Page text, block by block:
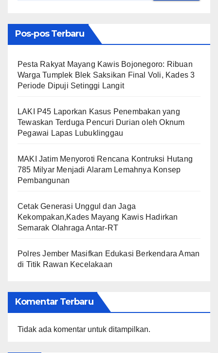
Pos-pos Terbaru
​Pesta Rakyat Mayang Kawis Bojonegoro: Ribuan
Warga Tumplek Blek Saksikan Final Voli, Kades 3
Periode Dipuji Setinggi Langit
LAKI P45 Laporkan Kasus Penembakan yang
Tewaskan Terduga Pencuri Durian oleh Oknum
Pegawai Lapas Lubuklinggau
MAKI Jatim Menyoroti Rencana Kontruksi Hutang
785 Milyar Menjadi Alaram Lemahnya Konsep
Pembangunan
Cetak Generasi Unggul dan Jaga
Kekompakan,Kades Mayang Kawis Hadirkan
Semarak Olahraga Antar-RT
Polres Jember Masifkan Edukasi Berkendara Aman
di Titik Rawan Kecelakaan
Komentar Terbaru
Tidak ada komentar untuk ditampilkan.